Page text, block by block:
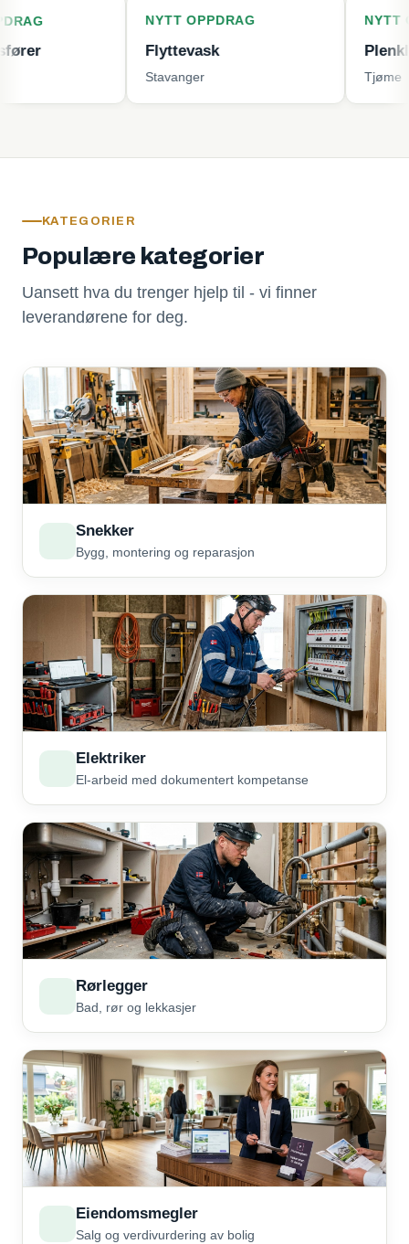
NYTT OPPDRAG NYTT OPPDRAG
Plenklipping
KATEGORIER
Populære kategorier
Uansett hva du trenger hjelp til - vi finner
leverandørene for deg.
Snekker
Bygg, montering og reparasjon
Elektriker
El-arbeid med dokumentert kompetanse
Rørlegger
Bad, rør og lekkasjer
Eiendomsmegler
Salg og verdivurdering av bolig